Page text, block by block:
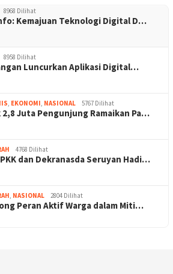
8968 Dilihat
Kemajuan Teknologi Digital D…
8958 Dilihat
Luncurkan Aplikasi Digital…
, EKONOMI, NASIONAL 5767 Dilihat
2,8 Juta Pengunjung Ramaikan Pa…
4768 Dilihat
dan Dekranasda Seruyan Hadi…
, NASIONAL 2804 Dilihat
Peran Aktif Warga dalam Miti…